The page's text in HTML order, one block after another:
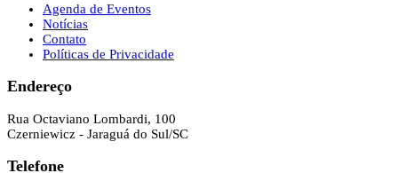
Agenda de Eventos
Notícias
Contato
Políticas de Privacidade
Endereço
Rua Octaviano Lombardi, 100
Czerniewicz - Jaraguá do Sul/SC
Telefone